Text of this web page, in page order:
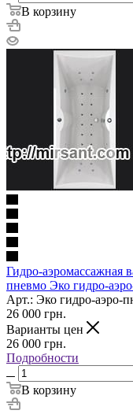
В корзину
Гидро-аэромассажная
пневмо Эко гидро-
Арт.: Эко гидро-аэро-
26 000 грн.
Варианты цен
26 000 грн.
Подробности
В корзину